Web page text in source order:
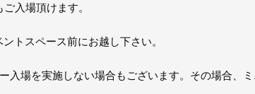
入場頂けます。
トスペース前にお越し下さい。
場を実施しない場合もございます。その場合、ミ